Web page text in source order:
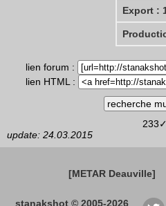
Export :
lien forum :
lien HTML :
233✓
update: 24.03.2015
[METAR Deauville]
stanakshot © 2005-2026